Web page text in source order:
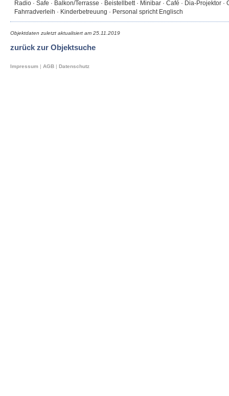
Radio · Safe · Balkon/Terrasse · Beistellbett · Minibar · Café · Dia-Projektor
Fahrradverleih · Kinderbetreuung · Personal spricht Englisch
Objektdaten zuletzt aktualisiert am 25.11.2019
zurück zur Objektsuche
Impressum | AGB | Datenschutz